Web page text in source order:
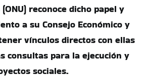
reconoce dicho papel y
a su Consejo Económico y
vínculos directos con ellas
consultas para la ejecución y
sociales.